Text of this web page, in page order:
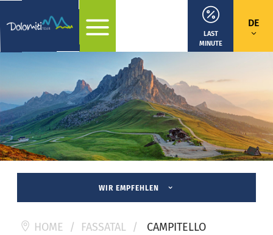
DE
LAST
MINUTE
WIR EMPFEHLEN
HOME / FASSATAL / CAMPITELLO